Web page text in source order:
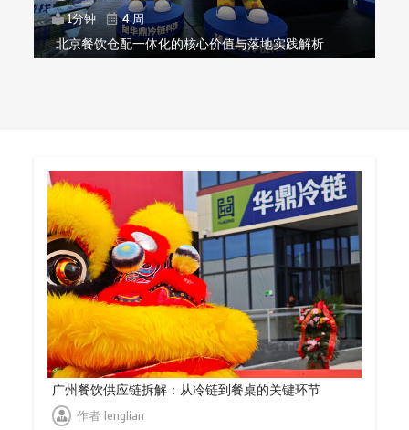
1分钟
4 周
北京餐饮仓配一体化的核心价值与落地实践解析
广州餐饮供应链拆解：从冷链到餐桌的关键环节
作者lenglian